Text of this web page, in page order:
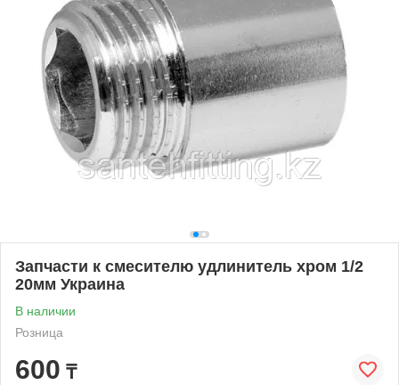
Запчасти к смесителю удлинитель хром 1/2
20мм Украина
В наличии
Розница
600 ₸